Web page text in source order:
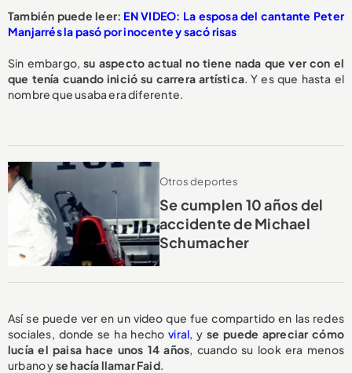
También puede leer: EN VIDEO: La esposa del cantante Peter
Manjarrés la pasó por inocente y sacó risas
Sin embargo,su aspecto actual no tiene nada que ver con el
que tenía cuando inició su carrera artística. Y es que hasta el
nombre que usaba era diferente.
Otros deportes
Se cumplen 10 años del
accidente de Michael
Schumacher
Así se puede ver en un video que fue compartido en las redes
sociales, donde se ha hechoviral, yse puede apreciar cómo
lucía el paisa hace unos 14 años, cuando su look era menos
urbano yse hacía llamar Faid.